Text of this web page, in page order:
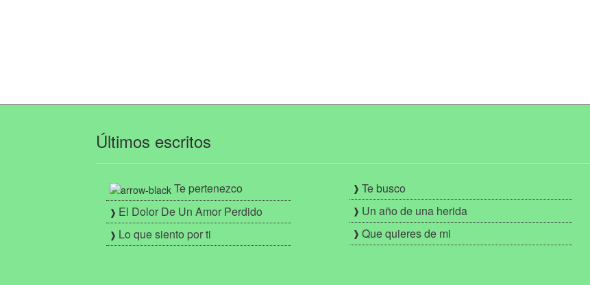
Últimos escritos
Te pertenezco
El Dolor De Un Amor Perdido
Lo que siento por ti
Te busco
Un año de una herida
Que quieres de mi